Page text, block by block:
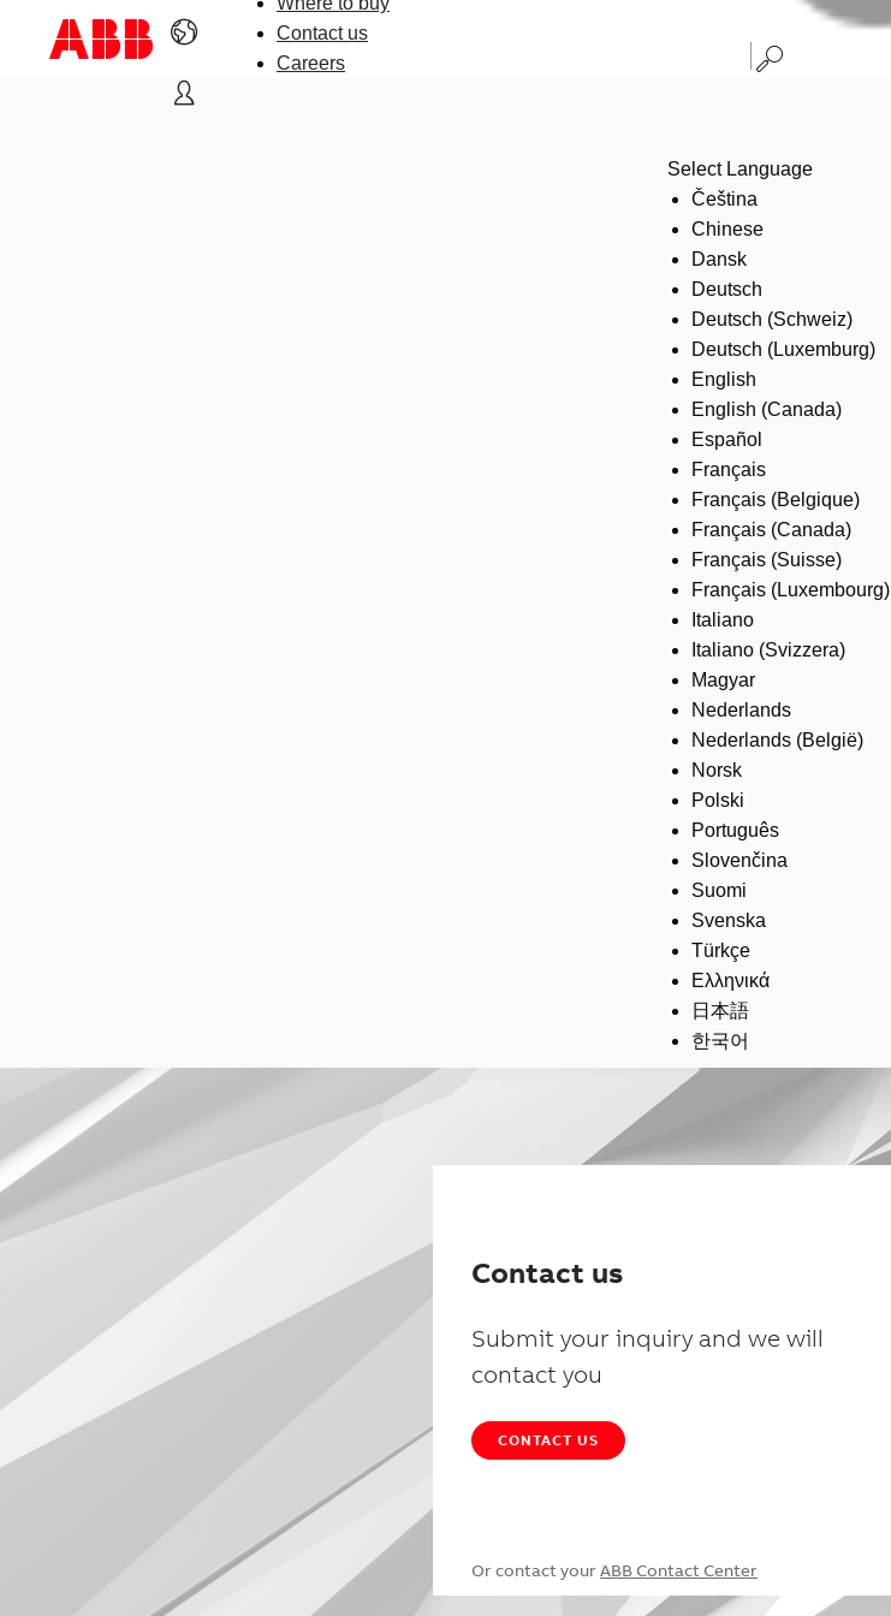
Contact us
Careers
Select Language
Čeština
Chinese
Dansk
Deutsch
Deutsch (Schweiz)
Deutsch (Luxemburg)
English
English (Canada)
Español
Français
Français (Belgique)
Français (Canada)
Français (Suisse)
Français (Luxembourg)
Italiano
Italiano (Svizzera)
Magyar
Nederlands
Nederlands (België)
Norsk
Polski
Português
Slovenčina
Suomi
Svenska
Türkçe
Ελληνικά
日本語
한국어
Contact us
Submit your inquiry and we will
contact you
CONTACT US
Or contact your ABB Contact Center